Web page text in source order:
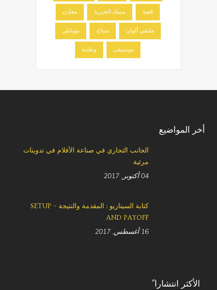
قصة مسك الخيرية معادن
ملتقى ألوان منتاج موبايلي
موسيقى وطنية
أخر المواضيع
الجانب التجاري في صناعة الأفلام في تدوينات
مرئية
04 أكتوبر, 2017
كتابة السيناريو : المقدمة والنتيجة – SETUP
AND PAYOFF
16 أغسطس, 2017
الأكثر انتشارا ً